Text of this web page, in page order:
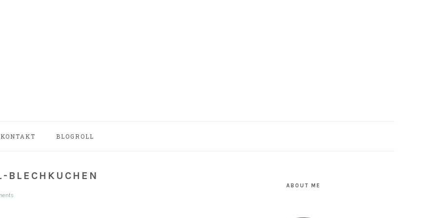
KONTAKT BLOGROLL
BLECHKUCHEN
ABOUT ME